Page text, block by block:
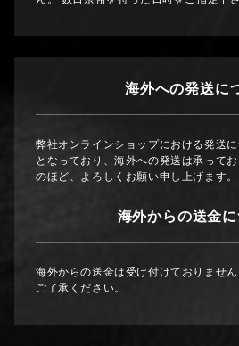
海外への発送に
弊社オンラインショップにおける発送
となっており、海外への発送は承って
のほど、よろしくお願い申し上げます。
海外からの送金
海外からの送金は受け付けておりません
ご了承ください。